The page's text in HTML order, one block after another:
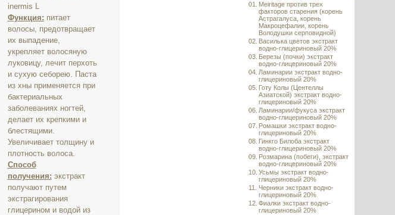
inermis L
Функция: питает
волосы, предотвращает
их выпадение,
укрепляет волосяную
луковицу, лечит перхоть
и сухую себорею. Паста
из хны применяется при
бактериальных
заболеваниях ногтей,
делает их крепкими и
блестящими.
Увеличивает толщину и
плотность волоса.
Способ
получения: экстракт
получают путем
экстрагирования
глицерином и водой из
01.
Meiritage против трех
факторов старения (корень
Астрагалуса, корень
Макроцефалии, корень
Володушки серповидной)
02. Василька цветов экстракт
водно-глицериновый 20%
03. Березы (почки) экстракт
водно-глицериновый 20%
04. Ламинарии экстракт водно-
глицериновый 20%
05. Готу Колы (Центеллы
Азиатской) экстракт водно-
глицериновый 20%
06. Ламинарии/фукуса экстракт
водно-глицериновый 20%
07. Ромашки экстракт водно-
глицериновый 20%
08. Гинкго Билоба экстракт
водно-глицериновый 20%
09. Розмарина (побеги), экстракт
водно-глицериновый 20%
10. Усьмы экстракт водно-
глицериновый 20%
11.
Черники экстракт водно-
глицериновый 20%
12. Фиалки экстракт водно-
глицериновый 20%